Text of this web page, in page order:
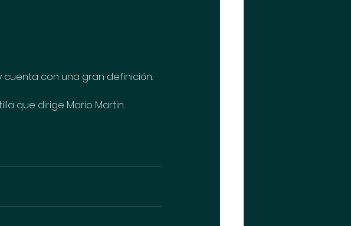
con una gran definición.
que dirige Mario Martin.